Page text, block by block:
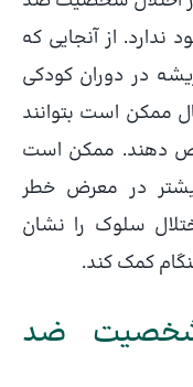
ندارد. از آنجایی که
در دوران کودکی
ممکن است بتوانند
دهند. ممکن است
در معرض خطر
سلوک را نشان
کمک کند.
ضد